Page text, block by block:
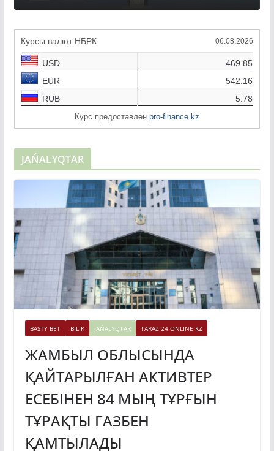
Курсы валют НБРК 06.08.2026
USD
469.85
EUR
542.16
RUB
5.78
Курс предоставлен pro-finance.kz
JAŃALYQTAR
BASTY BET BILİK JAŃALYQTAR TARAZ 24 ONLINE KZ
ЖАМБЫЛ ОБЛЫСЫНДА
ҚАЙТАРЫЛҒАН АКТИВТЕР
ЕСЕБІНЕН 84 МЫҢ ТҰРҒЫН
ТҰРАҚТЫ ГАЗБЕН
ҚАМТЫЛАДЫ